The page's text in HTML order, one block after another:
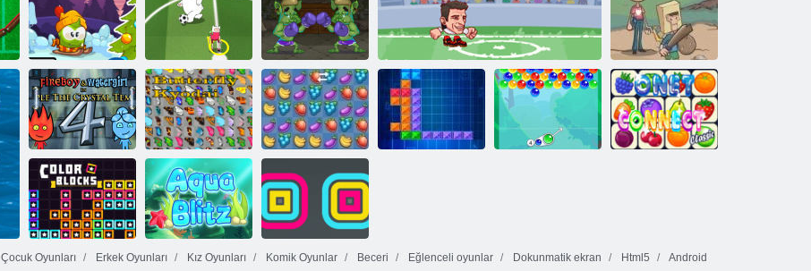
Candyland 4:
Lollipop Bahçesi
Jetpack Usta Park öfke
Euro Futbol
Sprint
Kış Maceraları
Toon Kupası
2016
Troll Boks Köy Heroes
Ateş ve Su 4 Kelebek Kyodai Fruit Crush
Çocuk Oyunları Erkek Oyunları Kız Oyunları Komik Oyunlar Beceri Eğlenceli oyunlar Dokunmatik ekran Html5 Android